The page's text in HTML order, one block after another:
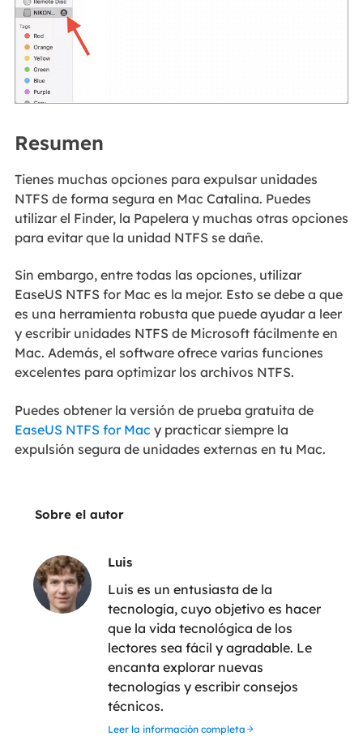
Resumen
Tienes muchas opciones para expulsar unidades
NTFS de forma segura en Mac Catalina. Puedes
utilizar el Finder, la Papelera y muchas otras opciones
para evitar que la unidad NTFS se dañe.
Sin embargo, entre todas las opciones, utilizar
EaseUS NTFS for Mac es la mejor. Esto se debe a que
es una herramienta robusta que puede ayudar a leer
y escribir unidades NTFS de Microsoft fácilmente en
Mac. Además, el software ofrece varias funciones
excelentes para optimizar los archivos NTFS.
Puedes obtener la versión de prueba gratuita de
EaseUS NTFS for Mac y practicar siempre la
expulsión segura de unidades externas en tu Mac.
Sobre el autor
Luis
Luis es un entusiasta de la
tecnología, cuyo objetivo es hacer
que la vida tecnológica de los
lectores sea fácil y agradable. Le
encanta explorar nuevas
tecnologías y escribir consejos
técnicos.
Leer la información completa